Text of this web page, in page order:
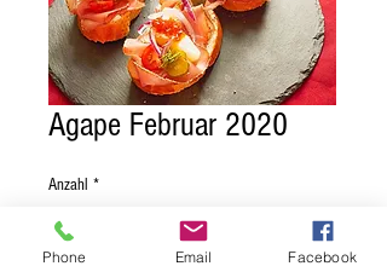
Agape Februar 2020
Anzahl *
Phone Email Facebook